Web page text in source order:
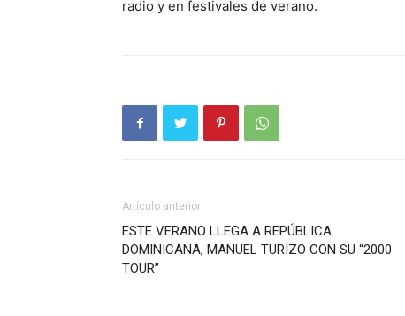
radio y en festivales de verano.
Artículo anterior
ESTE VERANO LLEGA A REPÚBLICA
DOMINICANA, MANUEL TURIZO CON SU “2000
TOUR”